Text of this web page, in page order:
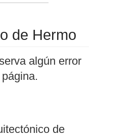
de Hermo
algún error
de